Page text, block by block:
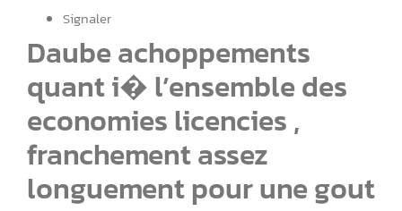
Signaler
Daube achoppements
quant i� l’ensemble des
economies licencies ,
franchement assez
longuement pour une gout